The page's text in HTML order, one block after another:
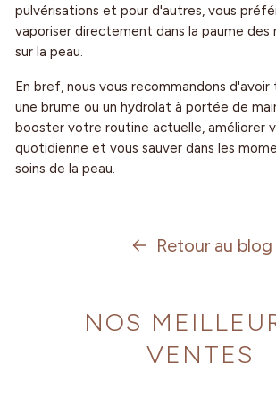
pulvérisations et pour d'autres, vous
vaporiser directement dans la paume des
sur la peau.
En bref, nous vous recommandons
une brume ou un hydrolat à portée de
booster votre routine actuelle, améliorer
quotidienne et vous sauver dans les
soins de la peau.
Retour au blog
NOS
VENTES